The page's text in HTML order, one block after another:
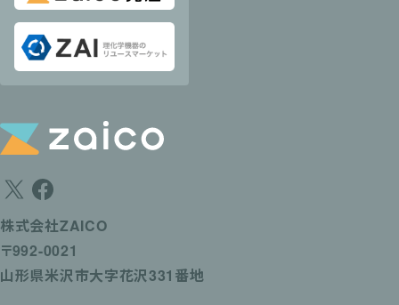
株式会社ZAICO
〒992-0021
山形県米沢市大字花沢331番地